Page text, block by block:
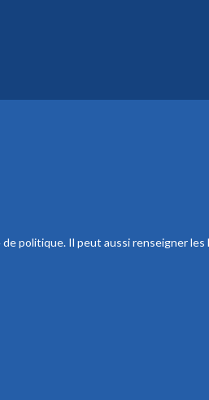
politique. Il peut aussi renseigner